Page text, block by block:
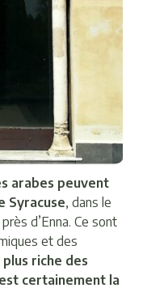
arabes peuvent
Syracuse, dans le
d’Enna. Ce sont
et des
riche des
certainement la